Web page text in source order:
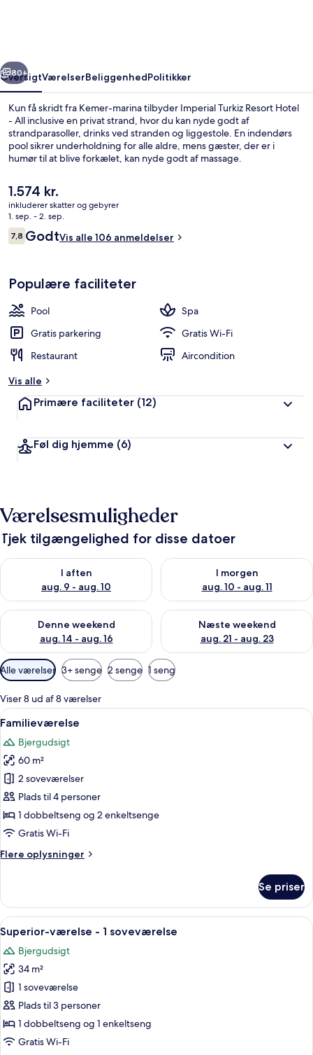
inclusive
Næste
80+
OversigtVærelserBeliggenhedPolitikker
Kun få skridt fra Kemer-marina tilbyder Imperial Turkiz Resort Hotel
- All inclusive en privat strand, hvor du kan nyde godt af
strandparasoller, drinks ved stranden og liggestole. En indendørs
pool sikrer underholdning for alle aldre, mens gæster, der er i
humør til at blive forkælet, kan nyde godt af massage.
gode steder at nyde en kølig drink. Andre højdepunkter på dette
overnatningssted med luksusfaciliteter omfatter en marina, en
gratis børneklub og en bar ved poolen.
Den
nuværende
pris
er
1.574 kr.
1.574 kr.
inkluderer skatter og gebyrer
1. sep. - 2. sep.
Anmeldelser
7,87,8 ud af 10.
GodtVis alle 106 anmeldelser
Populære faciliteter
Pool
Spa
Gratis parkering
Gratis Wi-Fi
Restaurant
Aircondition
Vis alle
Primære faciliteter (12)
Føl dig hjemme (6)
Værelsesmuligheder
Tjek tilgængelighed for disse datoer
I aften
aug. 9 - aug. 10
Tjek tilgængelighed for i aften aug. 9 - aug. 10
I morgen
aug. 10 - aug. 11
Tjek tilgængelighed for i
Denne weekend
aug. 14 - aug. 16
Tjek tilgængelighed for denne weekend aug. 14 - aug. 16
Næste weekend
aug. 21 - aug. 23
Tjek tilgængelighed for næste
Tilgængelige
filtre
for
værelser
Alle værelser 3+ senge 2 senge 1 seng
Viser 8 ud af 8 værelser
Indlæs
alle
billeder
af
Familieværelse
Et hotelværelse med seng,
7
Familieværelse
Bjergudsigt
60 m²
2 soveværelser
Plads til 4 personer
1 dobbeltseng og 2 enkeltsenge
Gratis Wi-Fi
Flere oplysninger
Flere
Se priser
Indlæs
alle
billeder
af
Superior-
værelse
-
1
Et hotelværelse med seng,
6
Superior-værelse - 1 soveværelse
Bjergudsigt
34 m²
1 soveværelse
Plads til 3 personer
1 dobbeltseng og 1 enkeltseng
Gratis Wi-Fi